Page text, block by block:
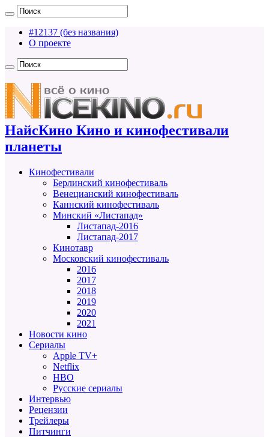
#12137 (без названия)
О проекте
НайсКино Кино и кинофестивали
планеты
Кинофестивали
Берлинский кинофестиваль
Венецианский кинофестиваль
Каннский кинофестиваль
Минский «Листапад»
Листапад-2016
Листапад-2017
Кинотавр
Московский кинофестиваль
2016
2017
2018
2019
2020
2021
Новости кино
Сериалы
Apple TV+
Netflix
HBO
Русские сериалы
Интервью
Рецензии
Трейлеры
Питчинги